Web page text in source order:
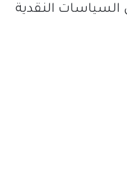
السياسات النقدية